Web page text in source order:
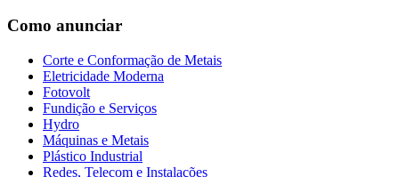
Como anunciar
Corte e Conformação de Metais
Eletricidade Moderna
Fotovolt
Fundição e Serviços
Hydro
Máquinas e Metais
Plástico Industrial
Redes, Telecom e Instalações